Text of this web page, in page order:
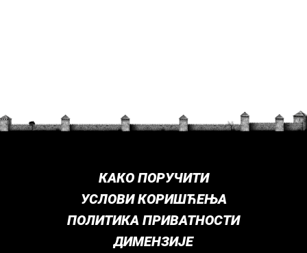
КАКО ПОРУЧИТИ
УСЛОВИ КОРИШЋЕЊА
ПОЛИТИКА ПРИВАТНОСТИ
ДИМЕНЗИЈЕ